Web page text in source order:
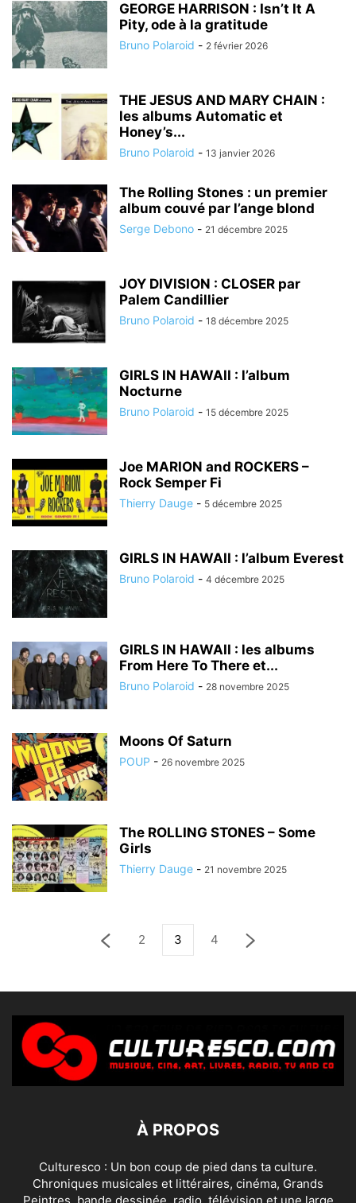
GEORGE HARRISON : Isn’t It A
Pity, ode à la gratitude
Bruno Polaroid - 2 février 2026
THE JESUS AND MARY CHAIN :
les albums Automatic et
Honey’s...
Bruno Polaroid - 13 janvier 2026
The Rolling Stones : un premier
album couvé par l’ange blond
Serge Debono - 21 décembre 2025
JOY DIVISION : CLOSER par
Palem Candillier
Bruno Polaroid - 18 décembre 2025
GIRLS IN HAWAII : l’album
Nocturne
Bruno Polaroid - 15 décembre 2025
Joe MARION and ROCKERS –
Rock Semper Fi
Thierry Dauge - 5 décembre 2025
GIRLS IN HAWAII : l’album Everest
Bruno Polaroid - 4 décembre 2025
GIRLS IN HAWAII : les albums
From Here To There et...
Bruno Polaroid - 28 novembre 2025
Moons Of Saturn
POUP - 26 novembre 2025
The ROLLING STONES – Some
Girls
Thierry Dauge - 21 novembre 2025
2 3 4
À PROPOS
Culturesco : Un bon coup de pied dans ta culture.
Chroniques musicales et littéraires, cinéma, Grands